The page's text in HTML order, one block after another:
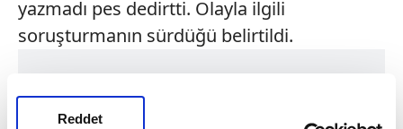
Reddet
yazmadı pes dedirtti. Olayla ilgili
soruşturmanın sürdüğü belirtildi.